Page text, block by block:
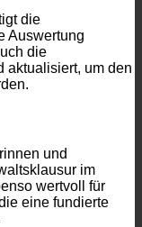
die
Auswertung
die
aktualisiert, um den
und
im
wertvoll für
eine fundierte